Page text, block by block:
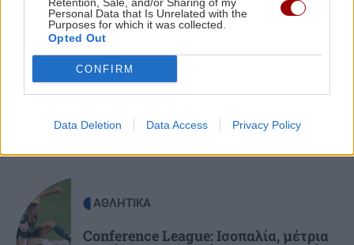
Personal Data that Is Unrelated with the
Purposes for which it was collected.
Opted Out
CONFIRM
Data Deletion Data Access Privacy Policy
Εξωδικαστικός Μηχανισμός: Πάνω από 20 δισ.
ευρώ οι ρυθμισμένες οφειλές
πρώτη φορά στην επιφάνεια του Ήλιου
ΑΠΟΨΕΙΣ
Ο ναός του Σωτήρος Χριστού στο χωριό μου το
Φουρνοφάραγγο. Της Μαρίας Καραταράκη*
ΣΧΕΣΕΙΣ ΚΑΙ SEX
Πώς τερματίζονται οι σχέσεις με
αξιοπρέπεια
ΑΘΛΗΤΙΚΑ
Conference League: Ισοπαλία, μέτρια